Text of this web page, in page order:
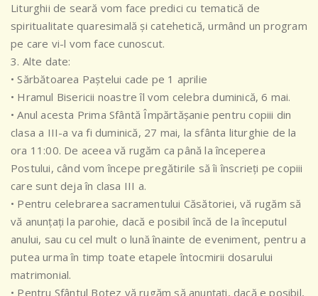
Liturghii de seară vom face predici cu tematică de
spiritualitate quaresimală și catehetică, urmând un program
pe care vi-l vom face cunoscut.
3. Alte date:
• Sărbătoarea Paștelui cade pe 1 aprilie
• Hramul Bisericii noastre îl vom celebra duminică, 6 mai.
• Anul acesta Prima Sfântă Împărtășanie pentru copiii din
clasa a III-a va fi duminică, 27 mai, la sfânta liturghie de la
ora 11:00. De aceea vă rugăm ca până la începerea
Postului, când vom începe pregătirile să îi înscrieți pe copiii
care sunt deja în clasa III a.
• Pentru celebrarea sacramentului Căsătoriei, vă rugăm să
vă anunțați la parohie, dacă e posibil încă de la începutul
anului, sau cu cel mult o lună înainte de eveniment, pentru a
putea urma în timp toate etapele întocmirii dosarului
matrimonial.
• Pentru Sfântul Botez vă rugăm să anunțați, dacă e posibil,